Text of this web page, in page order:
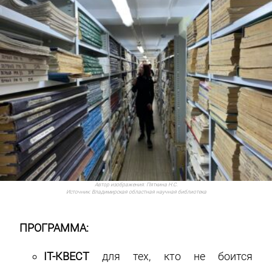
Автор изображения: Пяткина Н.С.
Источник: Владимирская областная научная библиотека
ПРОГРАММА:
IT-КВЕСТ для тех, кто не боится